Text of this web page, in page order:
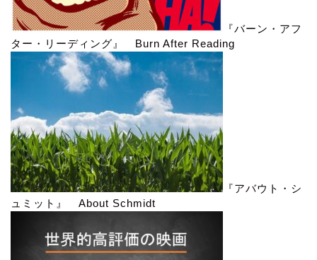
『バーン・アフ
ター・リーディング』 Burn After Reading
『アバウト・シ
ュミット』 About Schmidt